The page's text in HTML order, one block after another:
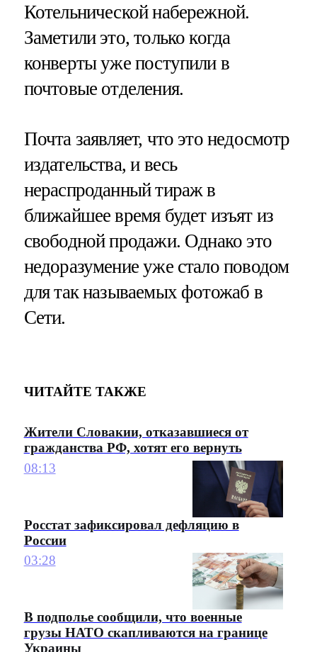
Котельнической набережной.
Заметили это, только когда
конверты уже поступили в
почтовые отделения.
Почта заявляет, что это недосмотр
издательства, и весь
нераспроданный тираж в
ближайшее время будет изъят из
свободной продажи. Однако это
недоразумение уже стало поводом
для так называемых фотожаб в
Сети.
ЧИТАЙТЕ ТАКЖЕ
Жители Словакии, отказавшиеся от
гражданства РФ, хотят его вернуть
08:13
Росстат зафиксировал дефляцию в
России
03:28
В подполье сообщили, что военные
грузы НАТО скапливаются на границе
Украины